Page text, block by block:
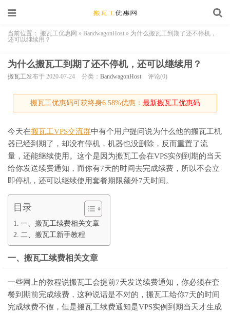
当前位置： 搬瓦工优惠网 » BandwagonHost » 为什么搬瓦工到期了还不停机，
还可以继续用？
为什么搬瓦工到期了还不停机，还可以继续用？
搬瓦工发布于 2020-07-24 分类： BandwagonHost 评论(0)
搬瓦工优惠码可获终身6.58%优惠： 最新搬瓦工优惠码
今天在搬瓦工VPS交流群中有个用户提问说为什么他的搬瓦工机
器已经到期了，却没有停机，机器也没删除，反而重置了流
量，还能继续使用。这个是因为搬瓦工会在VPS实例到期的当天
给你发送续费通知，而你有7天的时间去完成续费，所以不会立
即停机，还可以继续使用套餐期限额外7天时间。
目录
一、搬瓦工续费相关文章
二、搬瓦工新手教程
一、搬瓦工续费相关文章
一些网上的教程说搬瓦工会提前7天发送续费通知，你必须在套
餐到期前完成续费，这种说话是不对的，搬瓦工给你7天的时间
完成续费不假，但是搬瓦工续费通知是VPS实例到期当天才生成